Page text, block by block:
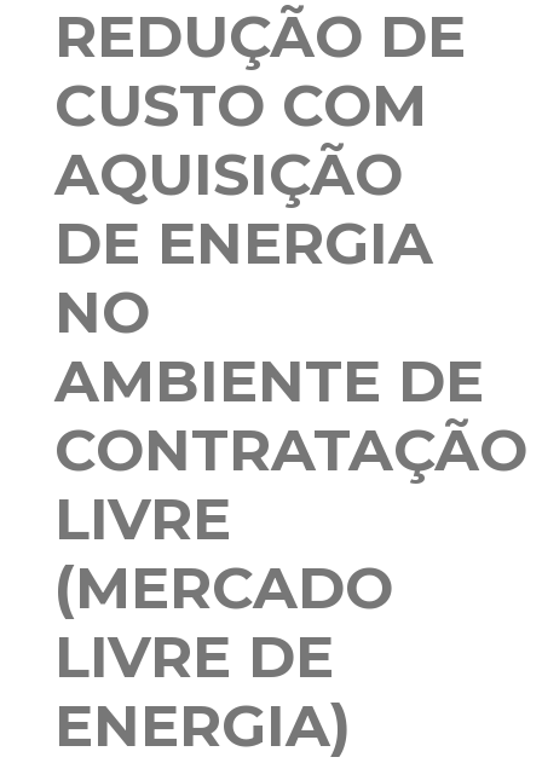
REDUÇÃO DE
CUSTO COM
AQUISIÇÃO
DE ENERGIA
NO
AMBIENTE DE
CONTRATAÇÃO
LIVRE
(MERCADO
LIVRE DE
ENERGIA)